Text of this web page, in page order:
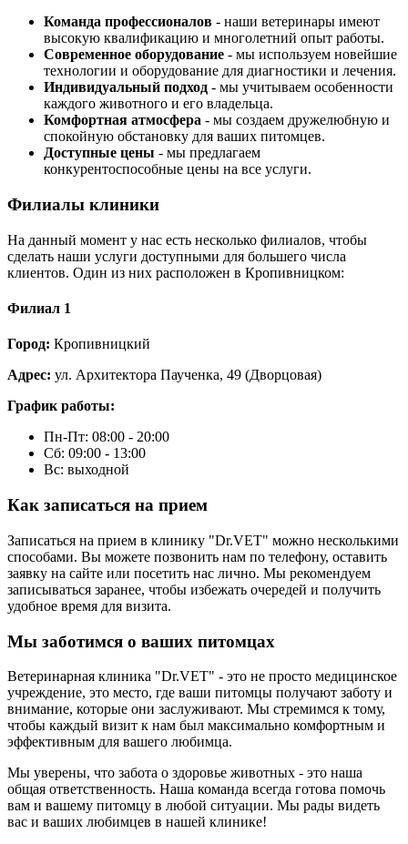
Команда профессионалов - наши ветеринары имеют
высокую квалификацию и многолетний опыт работы.
Современное оборудование - мы используем новейшие
технологии и оборудование для диагностики и лечения.
Индивидуальный подход - мы учитываем особенности
каждого животного и его владельца.
Комфортная атмосфера - мы создаем дружелюбную и
спокойную обстановку для ваших питомцев.
Доступные цены - мы предлагаем
конкурентоспособные цены на все услуги.
Филиалы клиники
На данный момент у нас есть несколько филиалов, чтобы
сделать наши услуги доступными для большего числа
клиентов. Один из них расположен в Кропивницком:
Филиал 1
Город: Кропивницкий
Адрес: ул. Архитектора Паученка, 49 (Дворцовая)
График работы:
Пн-Пт: 08:00 - 20:00
Сб: 09:00 - 13:00
Вс: выходной
Как записаться на прием
Записаться на прием в клинику "Dr.VET" можно несколькими
способами. Вы можете позвонить нам по телефону, оставить
заявку на сайте или посетить нас лично. Мы рекомендуем
записываться заранее, чтобы избежать очередей и получить
удобное время для визита.
Мы заботимся о ваших питомцах
Ветеринарная клиника "Dr.VET" - это не просто медицинское
учреждение, это место, где ваши питомцы получают заботу и
внимание, которые они заслуживают. Мы стремимся к тому,
чтобы каждый визит к нам был максимально комфортным и
эффективным для вашего любимца.
Мы уверены, что забота о здоровье животных - это наша
общая ответственность. Наша команда всегда готова помочь
вам и вашему питомцу в любой ситуации. Мы рады видеть
вас и ваших любимцев в нашей клинике!